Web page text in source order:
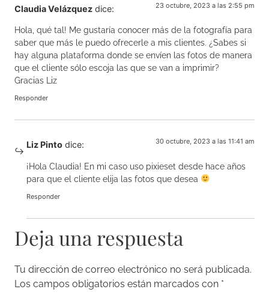
Claudia Velázquez dice: 23 octubre, 2023 a las 2:55 pm
Hola, qué tal! Me gustaría conocer más de la fotografía para
saber que más le puedo ofrecerle a mis clientes. ¿Sabes si
hay alguna plataforma donde se envíen las fotos de manera
que el cliente sólo escoja las que se van a imprimir?
Gracias Liz
Responder
Liz Pinto dice: 30 octubre, 2023 a las 11:41 am
¡Hola Claudia! En mi caso uso pixieset desde hace años
para que el cliente elija las fotos que desea
Responder
Deja una respuesta
Tu dirección de correo electrónico no será publicada.
Los campos obligatorios están marcados con *